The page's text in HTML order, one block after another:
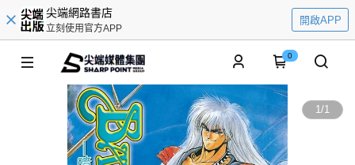
尖端網路書店
立刻使用官方APP
開啟APP
0
1/1